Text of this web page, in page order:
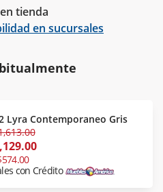
tienda
en sucursales
Lyra Contemporaneo Gris
con Crédito